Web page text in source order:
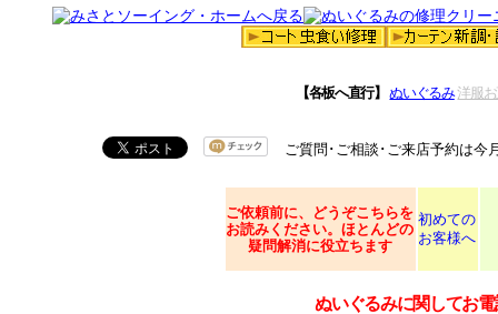
【各板へ直行】 ぬいぐるみ 洋服
ご質問･ご相談･ご来店予約は今
ご依頼前に、どうぞこちらを
お読みください。ほとんどの
疑問解消に役立ちます
初めての
お客様へ
ぬいぐるみに関してお